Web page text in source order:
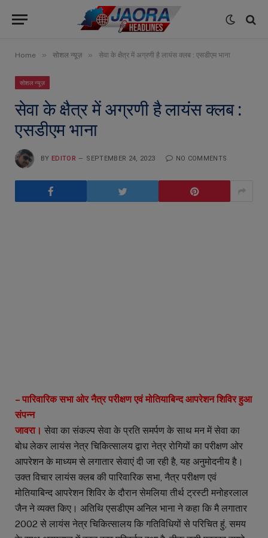
Home » सोशल न्यूज़ » सेवा के क्षैत्र में अग्रणी है लायंस क्लब : एसडीएम भाना
सोशल न्यूज़
सेवा के क्षैत्र में अग्रणी है लायंस क्लब :
एसडीएम भाना
BY EDITOR SEPTEMBER 24, 2023 NO COMMENTS
– पारिवारिक सभा ओर नैत्र परीक्षण एवं मोतियाबिन्द आपरेशन शिविर हुआ
संपन्न
जावरा। सेवा का संकल्प सेवा के प्रति समर्पण के साथ मन में सेवा का
बोध लेकर लायंस नेत्र चिकित्सालय द्वारा नेत्र रोगियों का परीक्षण ओर
आपरेशन के माध्यम से लगातार सेवाएं दी जा रही है, यह अनुमोदनीय है।
उक्त विचार लायंस क्लब की पारिवारिक सभा, नैत्र परीक्षण एवं
मोतियाबिन्द आपरेशन शिविर के दौरान सेमलिया तीर्थ ट्रस्टी मनोहरलाल
जैन ने व्यक्त किए। अतिथि एसडीएम अनिल भाना ने कहा कि मै लगातार
2002 से लायंस नेत्र चिकित्सालय कि गतिविधियों से परिचित हुं, समय